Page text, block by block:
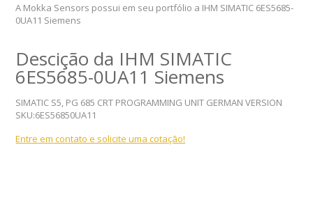
A Mokka Sensors possui em seu portfólio a IHM SIMATIC 6ES5685-
0UA11 Siemens
Descição da IHM SIMATIC
6ES5685-0UA11 Siemens
SIMATIC S5, PG 685 CRT PROGRAMMING UNIT GERMAN VERSION
SKU:6ES56850UA11
Entre em contato e solicite uma cotação!